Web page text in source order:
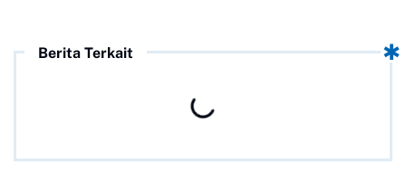
Berita Terkait